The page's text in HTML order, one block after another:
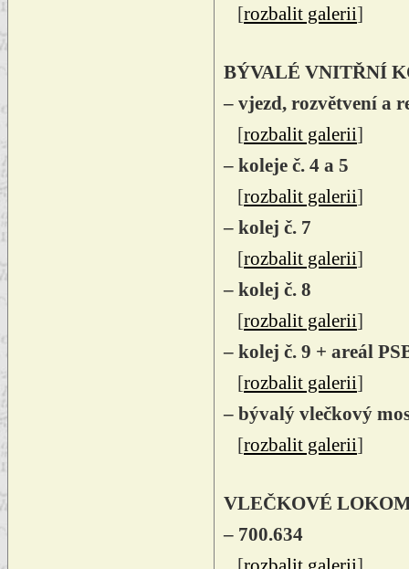
[rozbalit galerii]
BÝVALÉ VNITŘNÍ
– vjezd, rozvětvení a
[rozbalit galerii]
– koleje č. 4 a 5
[rozbalit galerii]
– kolej č. 7
[rozbalit galerii]
– kolej č. 8
[rozbalit galerii]
– kolej č. 9 + areál
[rozbalit galerii]
– bývalý vlečkový
[rozbalit galerii]
VLEČKOVÉ
– 700.634